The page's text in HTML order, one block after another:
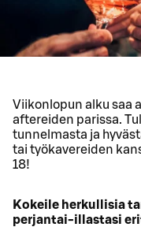
Viikonlopun alku saa
aftereiden parissa.
tunnelmasta ja
tai työkavereiden
18!
Kokeile herkullisia
perjantai-illastasi